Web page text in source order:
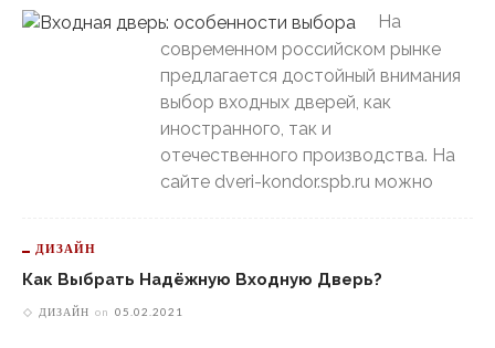
На
современном российском рынке
предлагается достойный внимания
выбор входных дверей, как
иностранного, так и
отечественного производства. На
сайте dveri-kondor.spb.ru можно
ДИЗАЙН
Как Выбрать Надёжную Входную Дверь?
ДИЗАЙН on 05.02.2021